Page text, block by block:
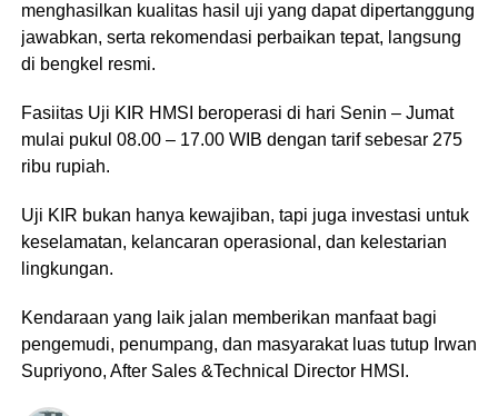
menghasilkan kualitas hasil uji yang dapat dipertanggung
jawabkan, serta rekomendasi perbaikan tepat, langsung
di bengkel resmi.
Fasiitas Uji KIR HMSI beroperasi di hari Senin – Jumat
mulai pukul 08.00 – 17.00 WIB dengan tarif sebesar 275
ribu rupiah.
Uji KIR bukan hanya kewajiban, tapi juga investasi untuk
keselamatan, kelancaran operasional, dan kelestarian
lingkungan.
Kendaraan yang laik jalan memberikan manfaat bagi
pengemudi, penumpang, dan masyarakat luas tutup Irwan
Supriyono, After Sales &Technical Director HMSI.